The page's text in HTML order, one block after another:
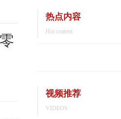
热点内容
Hot content
视频推荐
VIDEOS